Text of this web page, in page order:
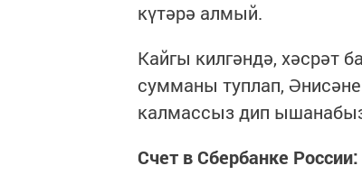
күтәрә алмый.
Кайгы килгәндә, хәсрәт
сумманы туплап,
калмассыз дип
Счет в Сбербанке России: